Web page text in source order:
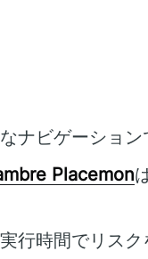
ナビゲーション
Placemon
行時間でリスク